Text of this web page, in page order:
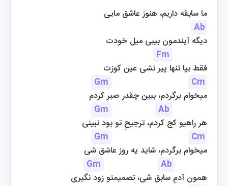
ما سابقه داریم، هنوز عاشق مایی
Ab
دیگه آیندمون بیبی میل خودت
Fm
فقط بپا تنها پیر نشی عین کوزت
Gm
Cm
میخوام برگردم، ببین چقدر صبر کردم
Gm
Ab
هر راهیو کج کردم، ترجیحِ تو بود نبینی
Gm
Cm
میخوام برگردم، شاید یه روز عاشق شی
Gm
Ab
همون آدمِ سابق شی، تصمیمتو زود نگیری